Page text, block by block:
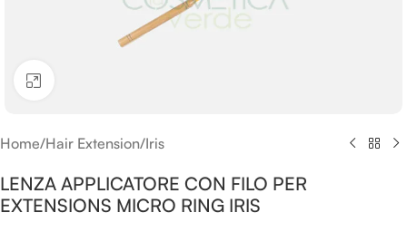
Home/Hair Extension/Iris
LENZA APPLICATORE CON FILO PER
EXTENSIONS MICRO RING IRIS